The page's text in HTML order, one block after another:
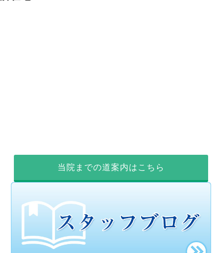
当院までの道案内はこちら